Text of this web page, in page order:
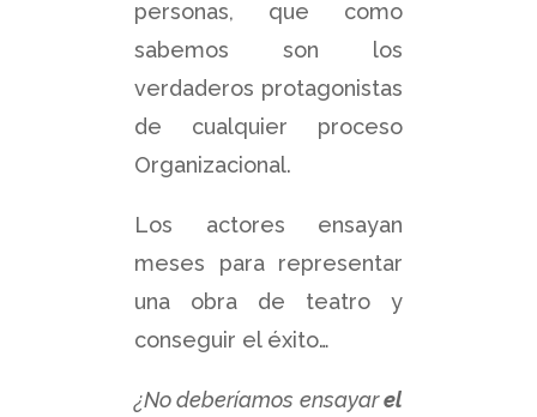
personas, que como
sabemos son los
verdaderos protagonistas
de cualquier proceso
Organizacional.
Los actores ensayan
meses para representar
una obra de teatro y
conseguir el éxito…
¿No deberíamos ensayarel